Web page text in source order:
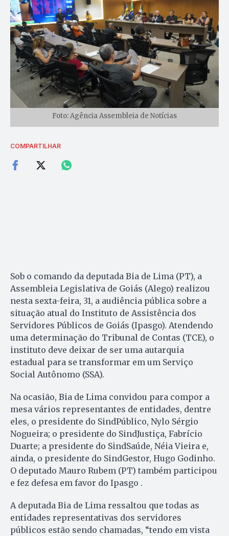
Foto: Agência Assembleia de Notícias
COMPARTILHAR
Sob o comando da deputada Bia de Lima (PT), a
Assembleia Legislativa de Goiás (Alego) realizou
nesta sexta-feira, 31, a audiência pública sobre a
situação atual do Instituto de Assistência dos
Servidores Públicos de Goiás (Ipasgo). Atendendo
uma determinação do Tribunal de Contas (TCE), o
instituto deve deixar de ser uma autarquia
estadual para se transformar em um Serviço
Social Autônomo (SSA).
Na ocasião, Bia de Lima convidou para compor a
mesa vários representantes de entidades, dentre
eles, o presidente do SindPúblico, Nylo Sérgio
Nogueira; o presidente do SindJustiça, Fabrício
Duarte; a presidente do SindSaúde, Néia Vieira e,
ainda, o presidente do SindGestor, Hugo Godinho.
O deputado Mauro Rubem (PT) também participou
e fez defesa em favor do Ipasgo .
A deputada Bia de Lima ressaltou que todas as
entidades representativas dos servidores
públicos estão sendo chamadas, “tendo em vista